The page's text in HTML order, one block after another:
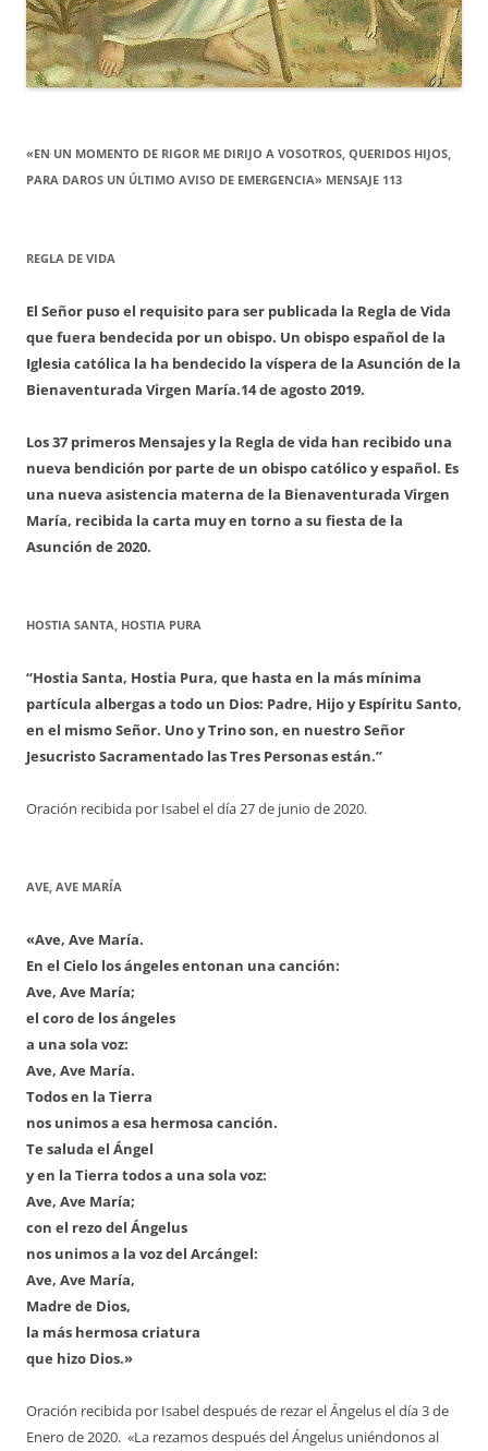
«EN UN MOMENTO DE RIGOR ME DIRIJO A VOSOTROS, QUERIDOS HIJOS,
PARA DAROS UN ÚLTIMO AVISO DE EMERGENCIA» MENSAJE 113
REGLA DE VIDA
El Señor puso el requisito para ser publicada la Regla de Vida
que fuera bendecida por un obispo. Un obispo español de la
Iglesia católica la ha bendecido la víspera de la Asunción de la
Bienaventurada Virgen María.14 de agosto 2019.
Los 37 primeros Mensajes y la Regla de vida han recibido una
nueva bendición por parte de un obispo católico y español. Es
una nueva asistencia materna de la Bienaventurada Virgen
María, recibida la carta muy en torno a su fiesta de la
Asunción de 2020.
HOSTIA SANTA, HOSTIA PURA
“Hostia Santa, Hostia Pura, que hasta en la más mínima
partícula albergas a todo un Dios: Padre, Hijo y Espíritu Santo,
en el mismo Señor. Uno y Trino son, en nuestro Señor
Jesucristo Sacramentado las Tres Personas están.”
Oración recibida por Isabel el día 27 de junio de 2020.
AVE, AVE MARÍA
«Ave, Ave María.
En el Cielo los ángeles entonan una canción:
Ave, Ave María;
el coro de los ángeles
a una sola voz:
Ave, Ave María.
Todos en la Tierra
nos unimos a esa hermosa canción.
Te saluda el Ángel
y en la Tierra todos a una sola voz:
Ave, Ave María;
con el rezo del Ángelus
nos unimos a la voz del Arcángel:
Ave, Ave María,
Madre de Dios,
la más hermosa criatura
que hizo Dios.»
Oración recibida por Isabel después de rezar el Ángelus el día 3 de
Enero de 2020. «La rezamos después del Ángelus uniéndonos al